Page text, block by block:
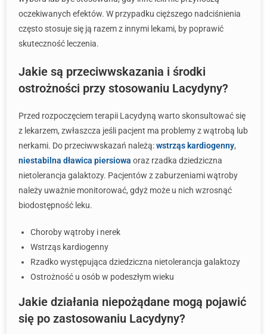
oczekiwanych efektów. W przypadku cięższego nadciśnienia
często stosuje się ją razem z innymi lekami, by poprawić
skuteczność leczenia.
Jakie są przeciwwskazania i środki
ostrożności przy stosowaniu Lacydyny?
Przed rozpoczęciem terapii Lacydyną warto skonsultować się
z lekarzem, zwłaszcza jeśli pacjent ma problemy z wątrobą lub
nerkami. Do przeciwwskazań należą:wstrząs kardiogenny,
niestabilna dławica piersiowa oraz rzadka dziedziczna
nietolerancja galaktozy. Pacjentów z zaburzeniami wątroby
należy uważnie monitorować, gdyż może u nich wzrosnąć
biodostępność leku.
Choroby wątroby i nerek
Wstrząs kardiogenny
Rzadko występująca dziedziczna nietolerancja galaktozy
Ostrożność u osób w podeszłym wieku
Jakie działania niepożądane mogą pojawić
się po zastosowaniu Lacydyny?